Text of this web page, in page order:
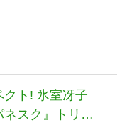
クト! 氷室冴子
ネスク』トリビ